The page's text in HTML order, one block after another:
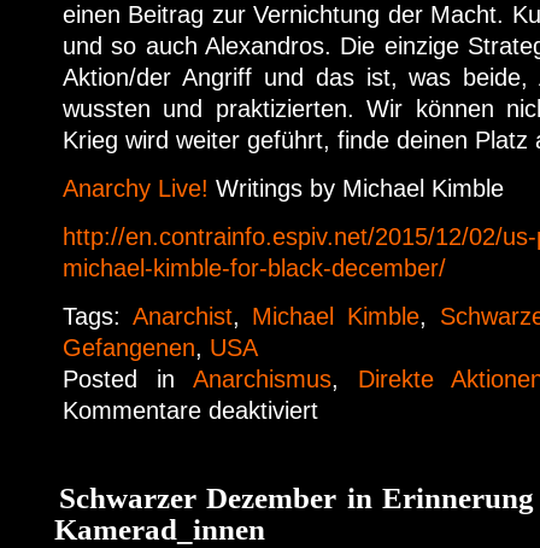
einen Beitrag zur Vernichtung der Macht.
und so auch Alexandros. Die einzige
Aktion/der Angriff und das ist, was beide,
wussten und praktizierten. Wir können
Krieg wird weiter geführt, finde deinen Platz
Anarchy Live! Writings by Michael Kimble
http://en.contrainfo.espiv.net/2015/12/02/
michael-kimble-for-black-december/
Tags: Anarchist, Michael Kimble,
Gefangenen, USA
Posted in Anarchismus, Direkte
Kommentare deaktiviert
Schwarzer Dezember in
Kamerad_innen